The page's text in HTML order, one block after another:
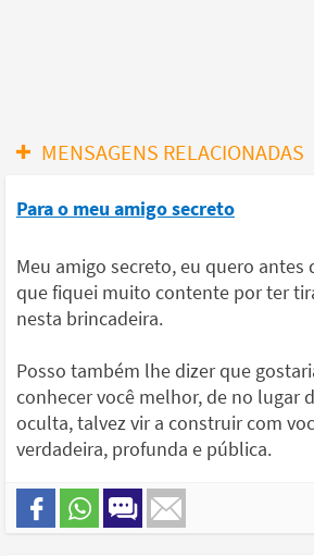
MENSAGENS RELACIONADAS
Para o meu amigo secreto
Meu amigo secreto, eu quero antes
que fiquei muito contente por ter
nesta brincadeira.
Posso também lhe dizer que
conhecer você melhor, de no lugar
oculta, talvez vir a construir com
verdadeira, profunda e pública.